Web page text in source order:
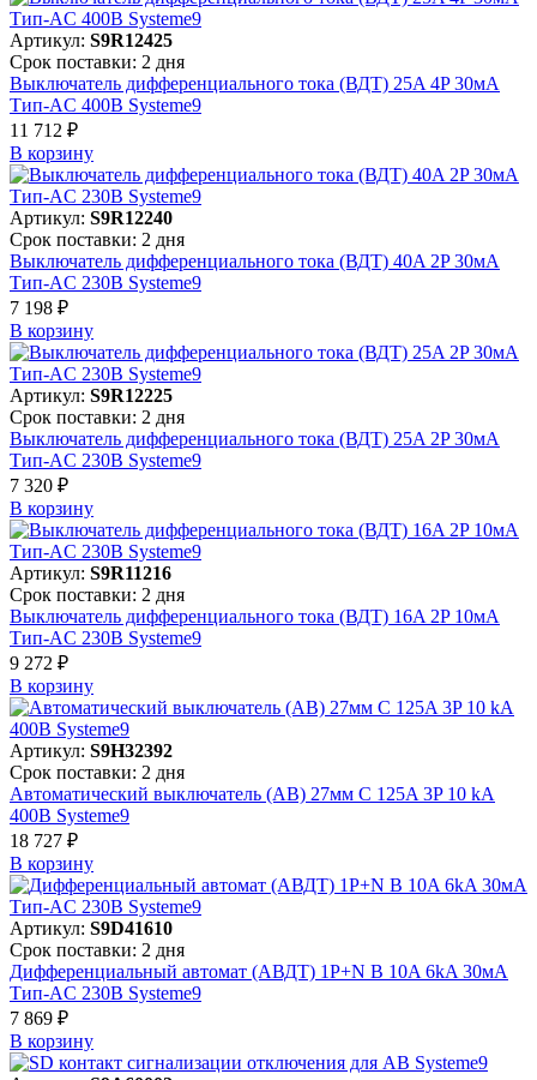
Артикул: S9R12425
Срок поставки: 2 дня
Выключатель дифференциального тока (ВДТ) 25A 4P 30мА
Тип-AC 400В Systeme9
11 712 ₽
В корзинy
Артикул: S9R12240
Срок поставки: 2 дня
Выключатель дифференциального тока (ВДТ) 40A 2P 30мА
Тип-AC 230В Systeme9
7 198 ₽
В корзинy
Артикул: S9R12225
Срок поставки: 2 дня
Выключатель дифференциального тока (ВДТ) 25A 2P 30мА
Тип-AC 230В Systeme9
7 320 ₽
В корзинy
Артикул: S9R11216
Срок поставки: 2 дня
Выключатель дифференциального тока (ВДТ) 16A 2P 10мА
Тип-AC 230В Systeme9
9 272 ₽
В корзинy
Артикул: S9H32392
Срок поставки: 2 дня
Автоматический выключатель (АВ) 27мм C 125A 3P 10 kA
400В Systeme9
18 727 ₽
В корзинy
Артикул: S9D41610
Срок поставки: 2 дня
Дифференциальный автомат (АВДТ) 1P+N B 10A 6kA 30мА
Тип-AC 230В Systeme9
7 869 ₽
В корзинy